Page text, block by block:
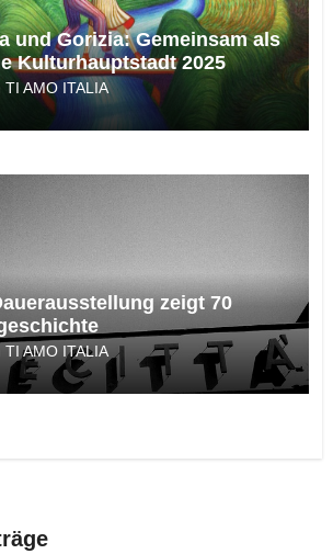
und Gorizia: Gemeinsam als
Kulturhauptstadt 2025
TI AMO ITALIA
zeigt 70
TI AMO ITALIA